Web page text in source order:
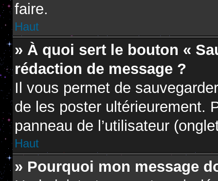
faire.
Haut
» À quoi sert le bouton «
rédaction de message ?
Il vous permet de
de les poster ultérieurement.
panneau de l’utilisateur
Haut
» Pourquoi mon message